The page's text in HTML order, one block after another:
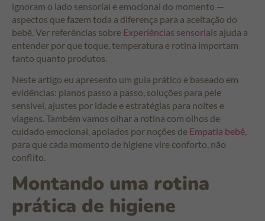
ignoram o lado sensorial e emocional do momento —
aspectos que fazem toda a diferença para a aceitação do
bebê. Ver referências sobre Experiências sensoriais ajuda a
entender por que toque, temperatura e rotina importam
tanto quanto produtos.
Neste artigo eu apresento um guia prático e baseado em
evidências: planos passo a passo, soluções para pele
sensível, ajustes por idade e estratégias para noites e
viagens. Também vamos olhar a rotina com olhos de
cuidado emocional, apoiados por noções de Empatia bebê,
para que cada momento de higiene vire conforto, não
conflito.
Montando uma rotina
prática de higiene